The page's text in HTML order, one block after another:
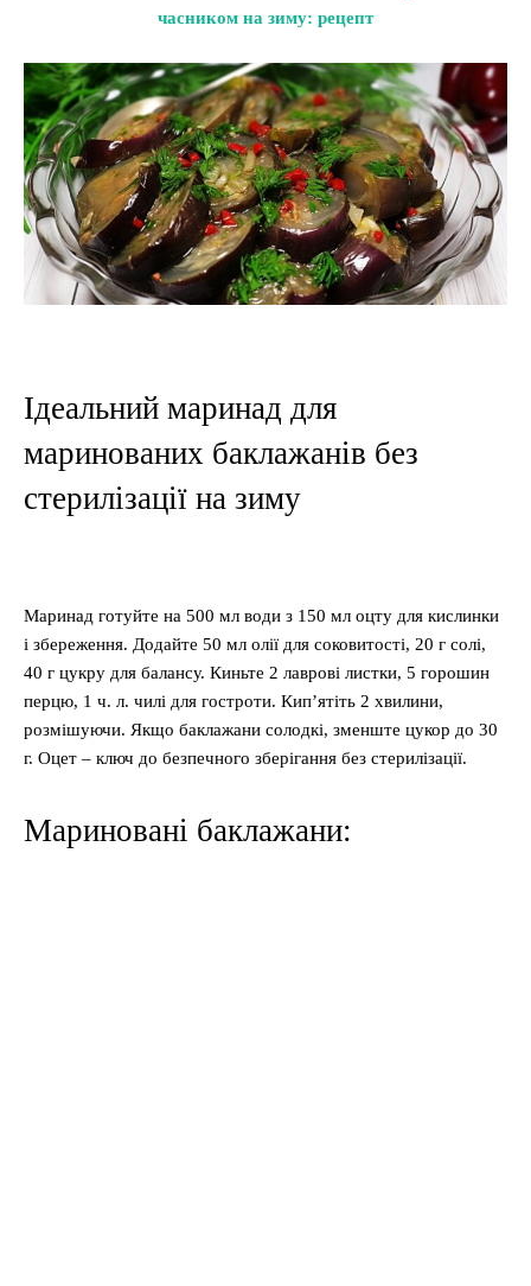
часником на зиму: рецепт
Ідеальний маринад для
маринованих баклажанів без
стерилізації на зиму
Маринад готуйте на 500 мл води з 150 мл оцту для кислинки
і збереження. Додайте 50 мл олії для соковитості, 20 г солі,
40 г цукру для балансу. Киньте 2 лаврові листки, 5 горошин
перцю, 1 ч. л. чилі для гостроти. Кип’ятіть 2 хвилини,
розмішуючи. Якщо баклажани солодкі, зменште цукор до 30
г. Оцет – ключ до безпечного зберігання без стерилізації.
Мариновані баклажани: